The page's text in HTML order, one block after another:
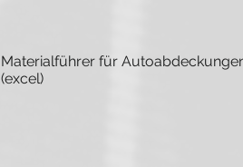
Materialführer für
(excel)